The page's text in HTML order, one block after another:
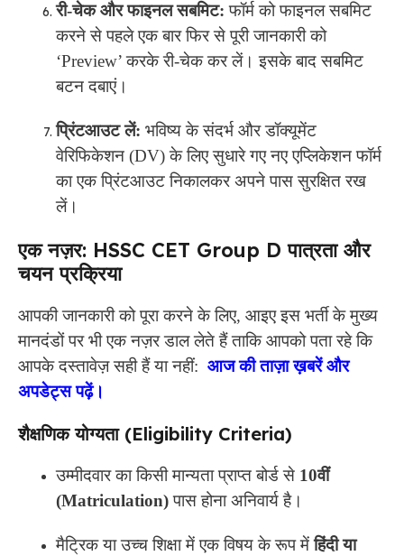
री-चेक और फाइनल सबमिट: फॉर्म को फाइनल सबमिट
करने से पहले एक बार फिर से पूरी जानकारी को
‘Preview’ करके री-चेक कर लें। इसके बाद सबमिट
बटन दबाएं।
प्रिंटआउट लें: भविष्य के संदर्भ और डॉक्यूमेंट
वेरिफिकेशन (DV) के लिए सुधारे गए नए एप्लिकेशन फॉर्म
का एक प्रिंटआउट निकालकर अपने पास सुरक्षित रख
लें।
एक नज़र: HSSC CET Group D पात्रता और
चयन प्रक्रिया
आपकी जानकारी को पूरा करने के लिए, आइए इस भर्ती के मुख्य
मानदंडों पर भी एक नज़र डाल लेते हैं ताकि आपको पता रहे कि
आपके दस्तावेज़ सही हैं या नहीं: आज की ताज़ा ख़बरें और
अपडेट्स पढ़ें।
शैक्षणिक योग्यता (Eligibility Criteria)
उम्मीदवार का किसी मान्यता प्राप्त बोर्ड से 10वीं
(Matriculation)पास होना अनिवार्य है।
मैट्रिक या उच्च शिक्षा में एक विषय के रूप मेंहिंदी या